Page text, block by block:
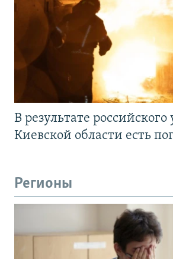
В результате российского
Киевской области есть
Регионы